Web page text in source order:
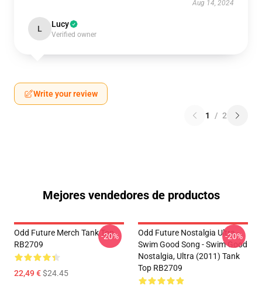
Aug 14, 2024
L Lucy
Verified owner
Write your review
1 / 2
Mejores vendedores de productos
Odd Future Merch Tank Top
RB2709
22,49 €$24.45
-20%
Odd Future Nostalgia Ultra -
Swim Good Song - Swim Good
Nostalgia, Ultra (2011) Tank
Top RB2709
-20%